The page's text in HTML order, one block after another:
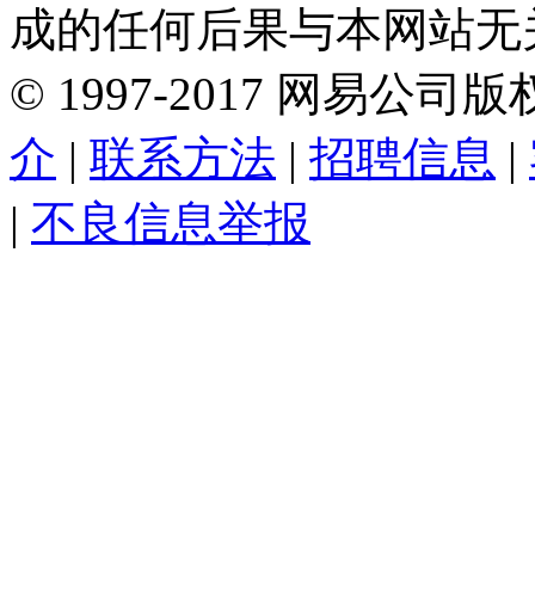
成的任何后果与本网站
© 1997-2017 网易公司版
介 | 联系方法 | 招聘信息 |
| 不良信息举报